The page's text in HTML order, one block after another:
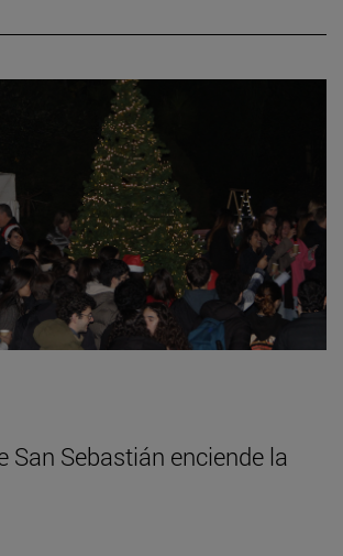
San Sebastián enciende la